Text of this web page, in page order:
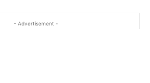
- Advertisement -